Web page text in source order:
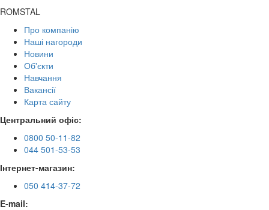
ROMSTAL
Про компанію
Наші нагороди
Новини
Об'єкти
Навчання
Вакансії
Карта сайту
Центральний офіс:
0800 50-11-82
044 501-53-53
Інтернет-магазин:
050 414-37-72
E-mail: